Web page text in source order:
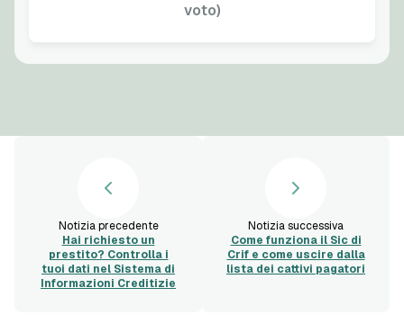
voto)
Notizia precedente
Hai richiesto un
prestito? Controlla i
tuoi dati nel Sistema di
Informazioni Creditizie
Notizia successiva
Come funziona il Sic di
Crif e come uscire dalla
lista dei cattivi pagatori